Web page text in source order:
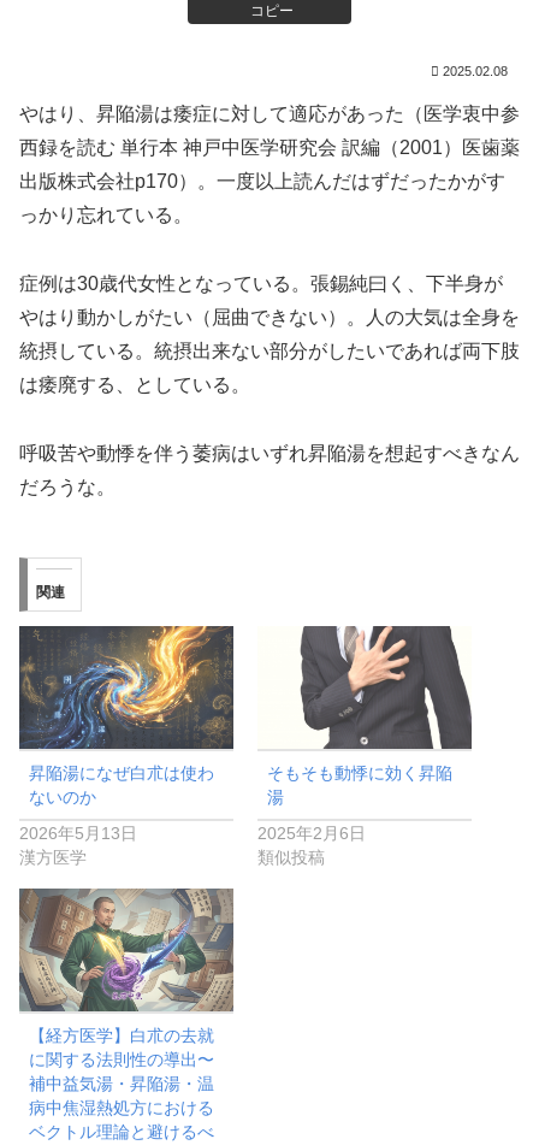
コピー
2025.02.08
やはり、昇陥湯は痿症に対して適応があった（医学衷中参
西録を読む 単行本 神戸中医学研究会 訳編（2001）医歯薬
出版株式会社p170）。一度以上読んだはずだったかがす
っかり忘れている。
症例は30歳代女性となっている。張錫純曰く、下半身が
やはり動かしがたい（屈曲できない）。人の大気は全身を
統摂している。統摂出来ない部分がしたいであれば両下肢
は痿廃する、としている。
呼吸苦や動悸を伴う萎病はいずれ昇陥湯を想起すべきなん
だろうな。
関連
昇陥湯になぜ白朮は使わ
ないのか
2026年5月13日
漢方医学
そもそも動悸に効く昇陥
湯
2025年2月6日
類似投稿
【経方医学】白朮の去就
に関する法則性の導出〜
補中益気湯・昇陥湯・温
病中焦湿熱処方における
ベクトル理論と避けるべ